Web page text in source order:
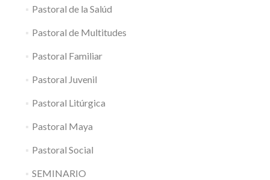
Pastoral de la Salúd
Pastoral de Multitudes
Pastoral Familiar
Pastoral Juvenil
Pastoral Litúrgica
Pastoral Maya
Pastoral Social
SEMINARIO